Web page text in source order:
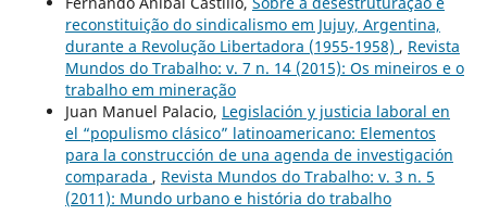
reconstituição do sindicalismo em Jujuy, Argentina,
durante a Revolução Libertadora (1955-1958) , Revista
Mundos do Trabalho: v. 7 n. 14 (2015): Os mineiros e o
trabalho em mineração
Juan Manuel Palacio, Legislación y justicia laboral en
el “populismo clásico” latinoamericano: Elementos
para la construcción de una agenda de investigación
comparada , Revista Mundos do Trabalho: v. 3 n. 5
(2011): Mundo urbano e história do trabalho